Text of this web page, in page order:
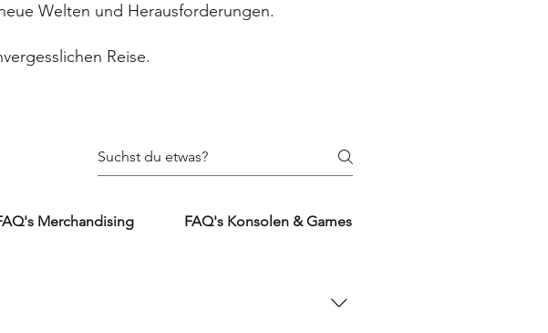
Welten und Herausforderungen.
Reise.
Merchandising FAQ's Konsolen & Games